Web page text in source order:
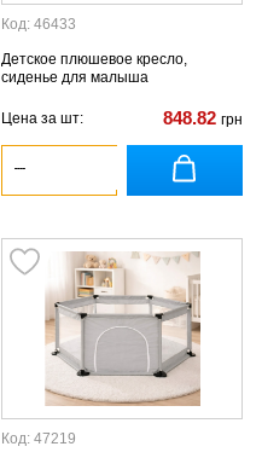
Код: 46433
Детское плюшевое кресло,
сиденье для малыша
Цена за шт: 848.82 грн
Код: 47219